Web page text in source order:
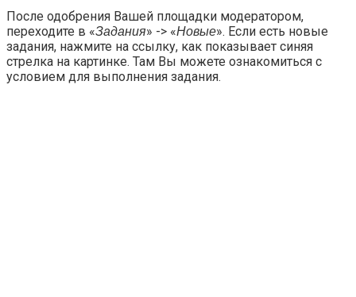
После одобрения Вашей площадки модератором,
переходите в «Задания» -> «Новые». Если есть новые
задания, нажмите на ссылку, как показывает синяя
стрелка на картинке. Там Вы можете ознакомиться с
условием для выполнения задания.